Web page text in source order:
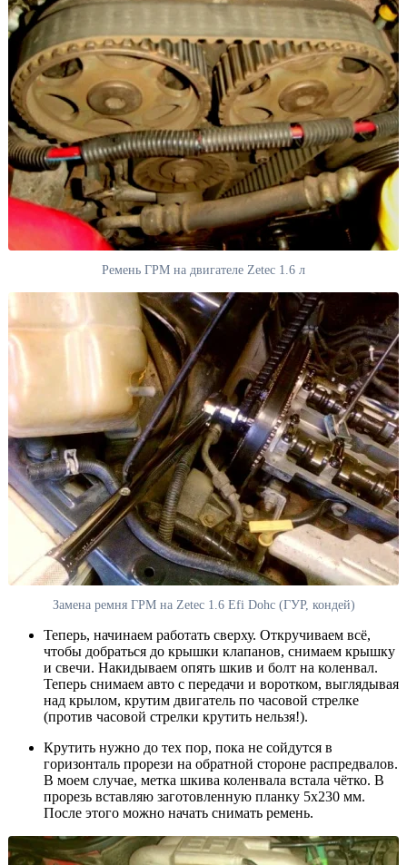
Ремень ГРМ на двигателе Zetec 1.6 л
Замена ремня ГРМ на Zetec 1.6 Efi Dohc (ГУР, кондей)
Теперь, начинаем работать сверху. Откручиваем всё,
чтобы добраться до крышки клапанов, снимаем крышку
и свечи. Накидываем опять шкив и болт на коленвал.
Теперь снимаем авто с передачи и воротком, выглядывая
над крылом, крутим двигатель по часовой стрелке
(против часовой стрелки крутить нельзя!).
Крутить нужно до тех пор, пока не сойдутся в
горизонталь прорези на обратной стороне распредвалов.
В моем случае, метка шкива коленвала встала чётко. В
прорезь вставляю заготовленную планку 5х230 мм.
После этого можно начать снимать ремень.